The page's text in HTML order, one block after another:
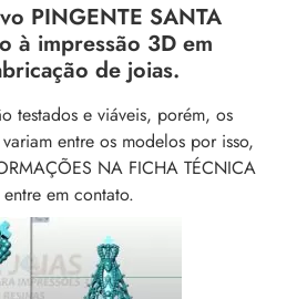
PINGENTE SANTA
à impressão 3D em
de joias.
testados e viáveis, porém, os
entre os modelos por isso,
NA FICHA TÉCNICA
em contato.